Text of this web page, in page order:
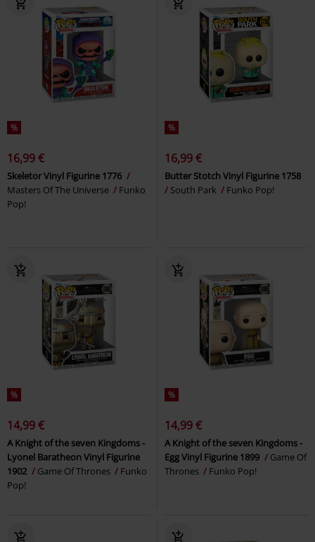
%
16,99 €
Skeletor Vinyl Figurine 1776
Masters Of The Universe
Funko
Pop!
%
16,99 €
Butter Stotch Vinyl Figurine 1758
South Park
Funko Pop!
%
14,99 €
A Knight of the seven Kingdoms -
Lyonel Baratheon Vinyl Figurine
1902
Game Of Thrones
Funko
Pop!
%
14,99 €
A Knight of the seven Kingdoms -
Egg Vinyl Figurine 1899
Game Of
Thrones
Funko Pop!